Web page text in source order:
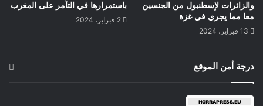
والزائرات لإسطنبول من الجنسين
معا مما يجري في غزة
13 فبراير، 2024
باستمرارها في التآمر على المغرب
2 فبراير، 2024
درجة أمن الموقع